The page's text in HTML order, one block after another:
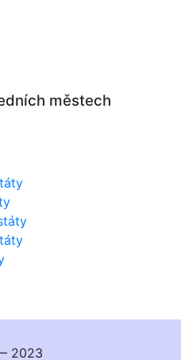
městech
2023